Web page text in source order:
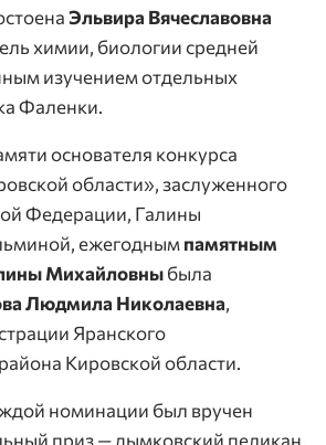
Эльвира Вячеславовна
химии, биологии средней
изучением отдельных
Фаленки.
основателя конкурса
области», заслуженного
Федерации, Галины
ежегоднымпамятным
Михайловныбыла
Людмила Николаевна,
Яранского
Кировской области.
номинации был вручен
приз — дымковский пеликан,